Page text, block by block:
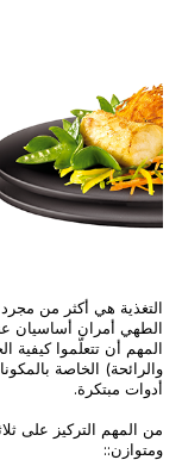
التغذية هي أكثر من
الطهي أمران أساسيان
المهم أن تتعلّموا كيفية
والرائحة) الخاصة
أدوات مبتكرة.
من المهم التركيز على
ومتوازن::